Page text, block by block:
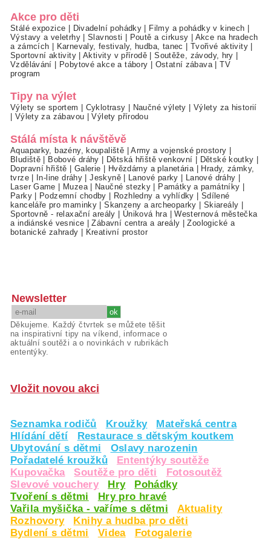
Akce pro děti
Stálé expozice | Divadelní pohádky | Filmy a pohádky v kinech |
Výstavy a veletrhy|Slavnosti | Poutě a cirkusy | Akce na hradech
a zámcích | Karnevaly, festivaly, hudba, tanec | Tvořivé aktivity |
Sportovní aktivity|Aktivity v přírodě |Soutěže, závody, hry |
Vzdělávání | Pobytové akce a tábory | Ostatní zábava |TV
program
Tipy na výlet
Výlety se sportem | Cyklotrasy | Naučné výlety | Výlety za historií
| Výlety za zábavou |Výlety přírodou
Stálá místa k návštěvě
Aquaparky, bazény, koupaliště |Army a vojenské prostory |
Bludiště | Bobové dráhy | Dětská hřiště venkovní | Dětské koutky |
Dopravní hřiště | Galerie | Hvězdárny a planetária | Hrady, zámky,
tvrze| In-line dráhy |Jeskyně| Lanové parky | Lanové dráhy |
Laser Game | Muzea| Naučné stezky | Památky a památníky |
Parky| Podzemní chodby | Rozhledny a vyhlídky | Sdílené
kanceláře pro maminky |Skanzeny a archeoparky | Skiareály |
Sportovně - relaxační areály | Úniková hra |Westernová městečka
a indiánské vesnice |Zábavní centra a areály |Zoologické a
botanické zahrady | Kreativní prostor
Newsletter
Děkujeme. Každý čtvrtek se můžete těšit
na inspirativní tipy na víkend, informace o
aktuální soutěži a o novinkách v rubrikách
ententýky.
Vložit novou akci
Seznamka rodičů Kroužky
Mateřská centra
Hlídání dětí
Restaurace s dětským koutkem
Ubytování s dětmi
Oslavy narozenin
Pořadatelé kroužků
Ententýky soutěže
Kupovačka
Soutěže pro děti
Fotosoutěž
Slevové vouchery
Hry
Pohádky
Tvoření s dětmi
Hry pro hravé
Vařila myšička - vaříme s dětmi
Aktuality
Rozhovory
Knihy a hudba pro děti
Bydlení s dětmi
Videa
Fotogalerie